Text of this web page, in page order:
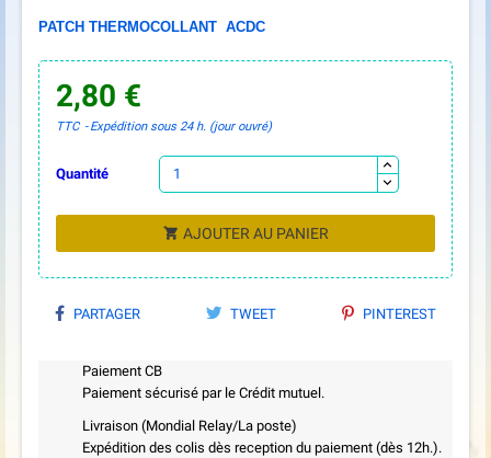
PATCH THERMOCOLLANT ACDC
2,80 €
TTC Expédition sous 24 h. (jour ouvré)
Quantité
 AJOUTER AU PANIER
PARTAGER TWEET PINTEREST
Paiement CB
Paiement sécurisé par le Crédit mutuel.
Livraison (Mondial Relay/La poste)
Expédition des colis dès reception du paiement (dès 12h.).